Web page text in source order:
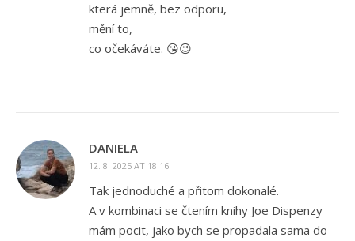
která jemně, bez odporu,
mění to,
co očekáváte. 😘😉
DANIELA
12. 8. 2025 AT 18:16
Tak jednoduché a přitom dokonalé.
A v kombinaci se čtením knihy Joe Dispenzy
mám pocit, jako bych se propadala sama do